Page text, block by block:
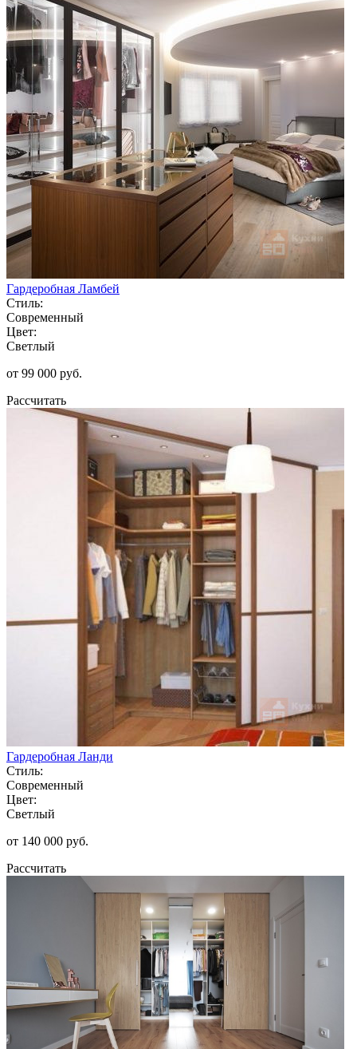
Гардеробная Ламбей
Стиль:
Современный
Цвет:
Светлый
от 99 000 руб.
Рассчитать
Гардеробная Ланди
Стиль:
Современный
Цвет:
Светлый
от 140 000 руб.
Рассчитать